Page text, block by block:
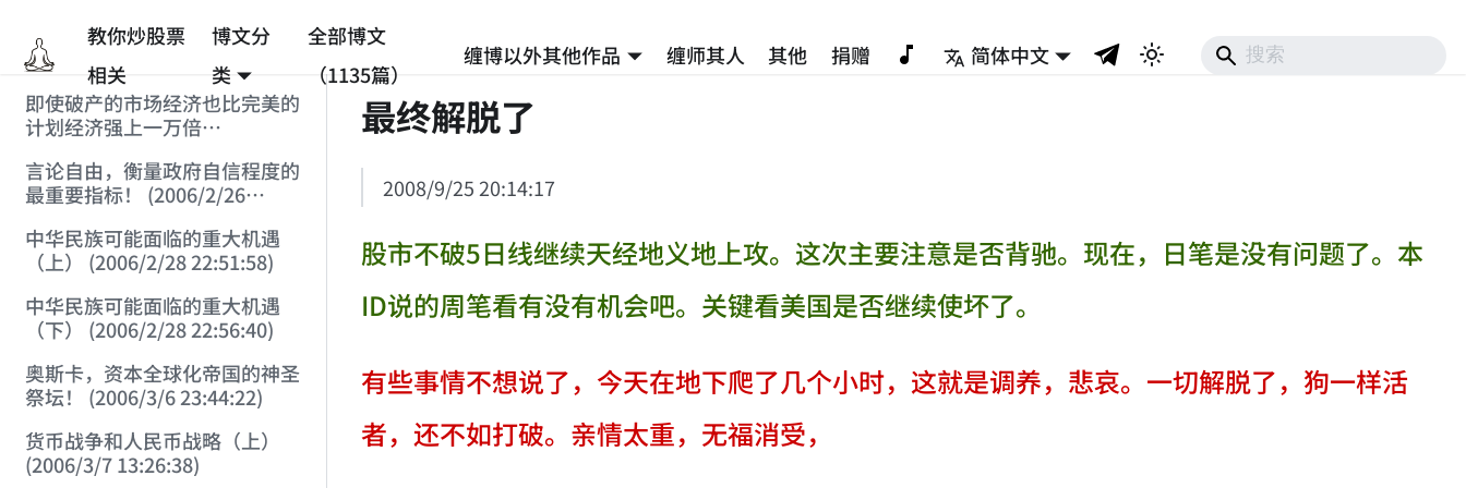
教你炒股票
相关
博文分
类
全部博文
（1135篇）
缠博以外其他作品 缠师其人 其他 捐赠
简体中文
即使破产的市场经济也比完美的
计划经济强上一万倍
言论自由，衡量政府自信程度的
最重要指标！ (2006/2/26
中华民族可能面临的重大机遇
（上） (2006/2/28 22:51:58)
中华民族可能面临的重大机遇
（下） (2006/2/28 22:56:40)
奥斯卡，资本全球化帝国的神圣
祭坛！ (2006/3/6 23:44:22)
货币战争和人民币战略（上）
(2006/3/7 13:26:38)
最终解脱了
2008/9/25 20:14:17
股市不破5日线继续天经地义地上攻。这次主要注意是否背驰。现在，日笔是没有问题了。本
ID说的周笔看有没有机会吧。关键看美国是否继续使坏了。
有些事情不想说了，今天在地下爬了几个小时，这就是调养，悲哀。一切解脱了，狗一样活
者，还不如打破。亲情太重，无福消受，